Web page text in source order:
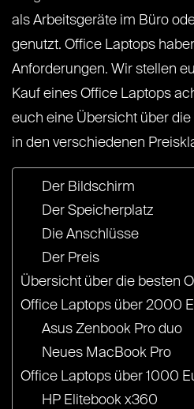
als Arbeitsgeräte im Büro
genutzt. Office Laptops
Anforderungen. Wir stellen
Kauf eines Office Laptops
euch eine Übersicht über
in den verschiedenen
Der Bildschirm
Der Speicherplatz
Die Anschlüsse
Der Preis
Übersicht über die besten
Office Laptops über 2000
Asus Zenbook Pro duo
Neues MacBook Pro
Office Laptops über 1000
HP Elitebook x360